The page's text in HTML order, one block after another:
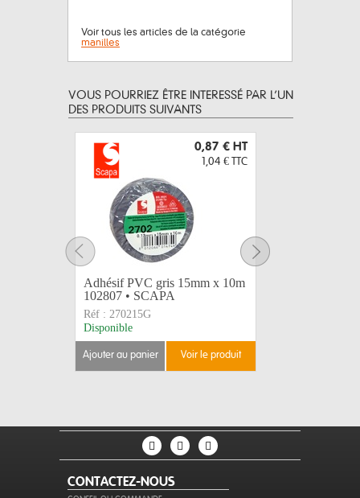
Voir tous les articles de la catégorie
manilles
VOUS POURRIEZ ÊTRE INTERESSÉ PAR L’UN
DES PRODUITS SUIVANTS
0,87 € HT
1,04 € TTC
Adhésif PVC gris 15mm x 10m
102807 • SCAPA
Réf : 270215G
Disponible
ajouter au panier voir le produit
CONTACTEZ-NOUS